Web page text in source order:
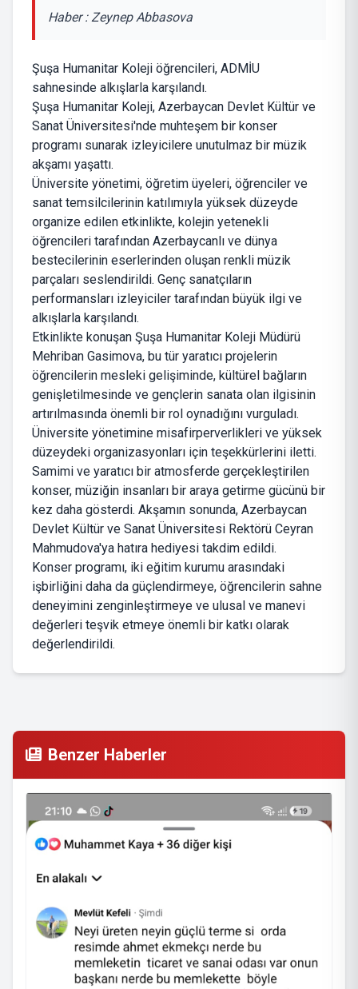
Haber : Zeynep Abbasova
Şuşa Humanitar Koleji öğrencileri, ADMİU
sahnesinde alkışlarla karşılandı.
Şuşa Humanitar Koleji, Azerbaycan Devlet Kültür ve
Sanat Üniversitesi'nde muhteşem bir konser
programı sunarak izleyicilere unutulmaz bir müzik
akşamı yaşattı.
Üniversite yönetimi, öğretim üyeleri, öğrenciler ve
sanat temsilcilerinin katılımıyla yüksek düzeyde
organize edilen etkinlikte, kolejin yetenekli
öğrencileri tarafından Azerbaycanlı ve dünya
bestecilerinin eserlerinden oluşan renkli müzik
parçaları seslendirildi. Genç sanatçıların
performansları izleyiciler tarafından büyük ilgi ve
alkışlarla karşılandı.
Etkinlikte konuşan Şuşa Humanitar Koleji Müdürü
Mehriban Gasimova, bu tür yaratıcı projelerin
öğrencilerin mesleki gelişiminde, kültürel bağların
genişletilmesinde ve gençlerin sanata olan ilgisinin
artırılmasında önemli bir rol oynadığını vurguladı.
Üniversite yönetimine misafirperverlikleri ve yüksek
düzeydeki organizasyonları için teşekkürlerini iletti.
Samimi ve yaratıcı bir atmosferde gerçekleştirilen
konser, müziğin insanları bir araya getirme gücünü bir
kez daha gösterdi. Akşamın sonunda, Azerbaycan
Devlet Kültür ve Sanat Üniversitesi Rektörü Ceyran
Mahmudova'ya hatıra hediyesi takdim edildi.
Konser programı, iki eğitim kurumu arasındaki
işbirliğini daha da güçlendirmeye, öğrencilerin sahne
deneyimini zenginleştirmeye ve ulusal ve manevi
değerleri teşvik etmeye önemli bir katkı olarak
değerlendirildi.
Benzer Haberler